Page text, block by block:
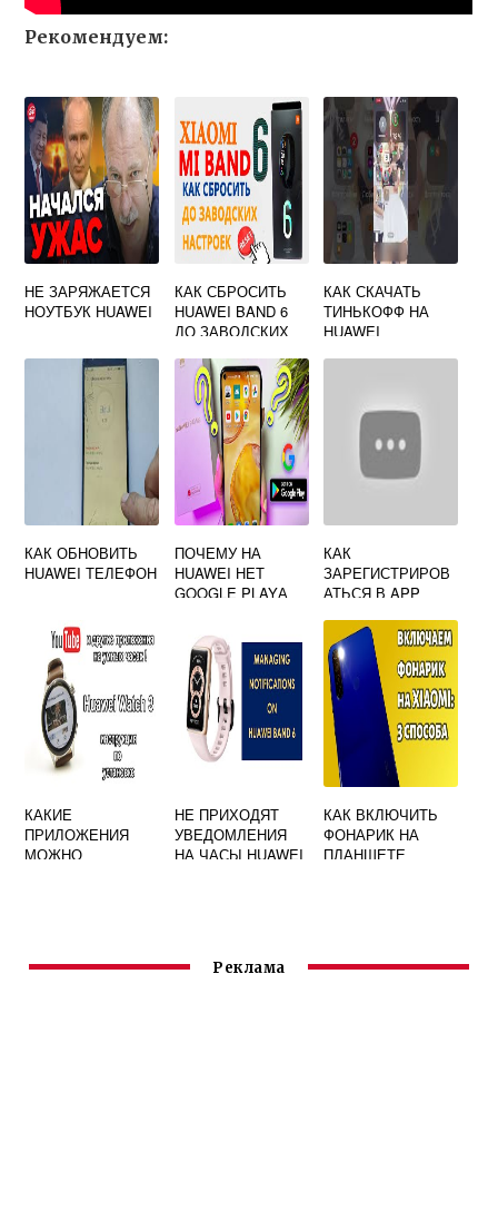
Рекомендуем:
НЕ ЗАРЯЖАЕТСЯ
НОУТБУК HUAWEI
КАК СБРОСИТЬ
HUAWEI BAND 6
ДО ЗАВОДСКИХ
КАК СКАЧАТЬ
ТИНЬКОФФ НА
HUAWEI
КАК ОБНОВИТЬ
HUAWEI ТЕЛЕФОН
ПОЧЕМУ НА
HUAWEI НЕТ
GOOGLE PLAYА
КАК
ЗАРЕГИСТРИРОВ
АТЬСЯ В APP
КАКИЕ
ПРИЛОЖЕНИЯ
МОЖНО
НЕ ПРИХОДЯТ
УВЕДОМЛЕНИЯ
НА ЧАСЫ HUAWEI
КАК ВКЛЮЧИТЬ
ФОНАРИК НА
ПЛАНШЕТЕ
Реклама